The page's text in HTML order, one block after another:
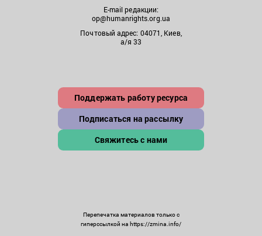
E-mail редакции:
op@humanrights.org.ua
Почтовый адрес: 04071, Киев,
а/я 33
Поддержать работу ресурса
Подписаться на рассылку
Свяжитесь с нами
Перепечатка материалов только с
гиперссылкой на https://zmina.info/